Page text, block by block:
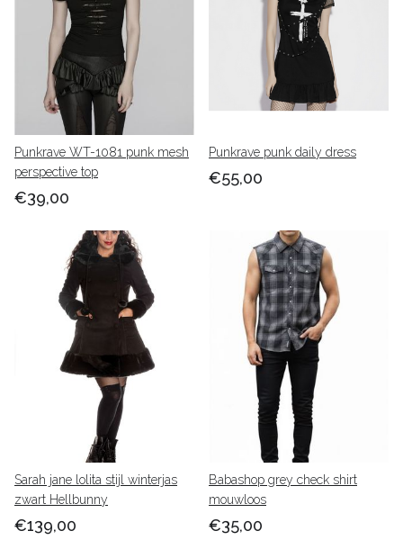
Punkrave WT-1081 punk mesh
perspective top
€39,00
Punkrave punk daily dress
€55,00
Sarah jane lolita stijl winterjas
zwart Hellbunny
€139,00
Babashop grey check shirt
mouwloos
€35,00